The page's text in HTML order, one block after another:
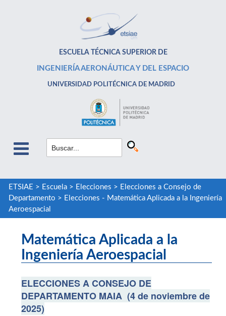
ESCUELA TÉCNICA SUPERIOR DE
INGENIERÍA AERONÁUTICA Y DEL ESPACIO
UNIVERSIDAD POLITÉCNICA DE MADRID
ETSIAE > Escuela> Elecciones > Elecciones a Consejo de
Departamento > Elecciones - Matemática Aplicada a la Ingeniería
Aeroespacial
Matemática Aplicada a la
Ingeniería Aeroespacial
ELECCIONES A CONSEJO DE
DEPARTAMENTO MAIA (4 de noviembre de
2025)